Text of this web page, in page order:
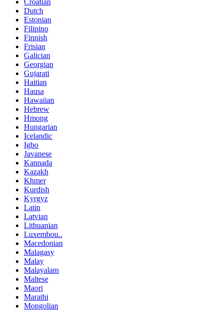
Croatian
Dutch
Estonian
Filipino
Finnish
Frisian
Galician
Georgian
Gujarati
Haitian
Hausa
Hawaiian
Hebrew
Hmong
Hungarian
Icelandic
Igbo
Javanese
Kannada
Kazakh
Khmer
Kurdish
Kyrgyz
Latin
Latvian
Lithuanian
Luxembou..
Macedonian
Malagasy
Malay
Malayalam
Maltese
Maori
Marathi
Mongolian